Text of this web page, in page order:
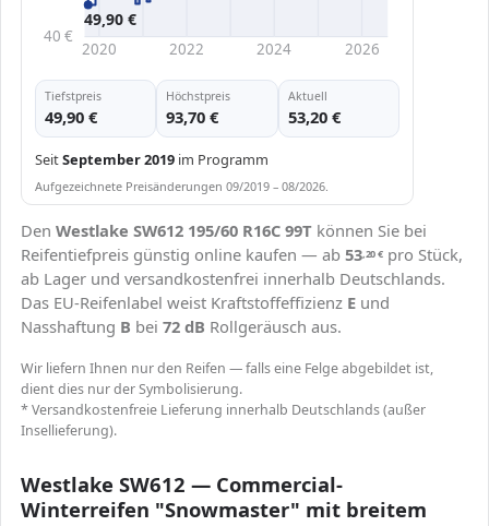
40 €
2020 2022 2024 2026
49,90 €
Tiefstpreis
49,90 €
Höchstpreis
93,70 €
Aktuell
53,20 €
SeitSeptember 2019 im Programm
Aufgezeichnete Preisänderungen 09/2019 – 08/2026.
Den Westlake SW612 195/60 R16C 99T können Sie bei
Reifentiefpreis günstig online kaufen — ab 53,20€ pro Stück,
ab Lager und versandkostenfrei innerhalb Deutschlands.
Das EU-Reifenlabel weist Kraftstoffeffizienz E und
Nasshaftung B bei 72 dB Rollgeräusch aus.
Wir liefern Ihnen nur den Reifen — falls eine Felge abgebildet ist,
dient dies nur der Symbolisierung.
* Versandkostenfreie Lieferung innerhalb Deutschlands (außer
Insellieferung).
Westlake SW612 — Commercial-
Winterreifen "Snowmaster" mit breitem